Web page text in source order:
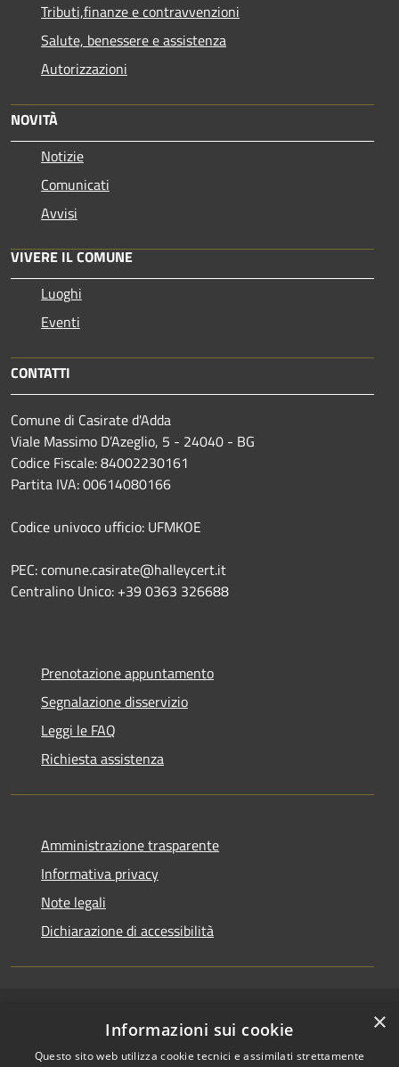
Tributi,finanze e contravvenzioni
Salute, benessere e assistenza
Autorizzazioni
NOVITÀ
Notizie
Comunicati
Avvisi
VIVERE IL COMUNE
Luoghi
Eventi
CONTATTI
Comune di Casirate d'Adda
Viale Massimo D’Azeglio, 5 - 24040 - BG
Codice Fiscale: 84002230161
Partita IVA: 00614080166
Codice univoco ufficio: UFMKOE
PEC: comune.casirate@halleycert.it
Centralino Unico: +39 0363 326688
Prenotazione appuntamento
Segnalazione disservizio
Leggi le FAQ
Richiesta assistenza
Amministrazione trasparente
Informativa privacy
Note legali
Dichiarazione di accessibilità
Copyright © 2026 • Comune di
Casirate d'Adda • Powered by
×
Informazioni sui cookie
Questo sito web utilizza cookie tecnici e assimilati strettamente